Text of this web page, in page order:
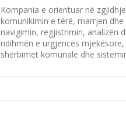
Kompania e orientuar në
komunikimin e tërë, marrjen
navigimin, regjistrimin, analizën
ndihmën e urgjencës
shërbimet komunale dhe